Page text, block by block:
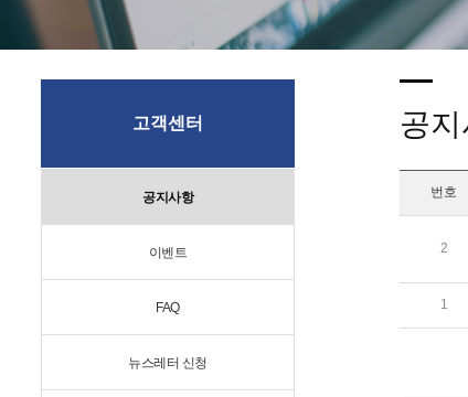
고객센터
공지사항
이벤트
FAQ
뉴스레터 신청
공
번호
2
1